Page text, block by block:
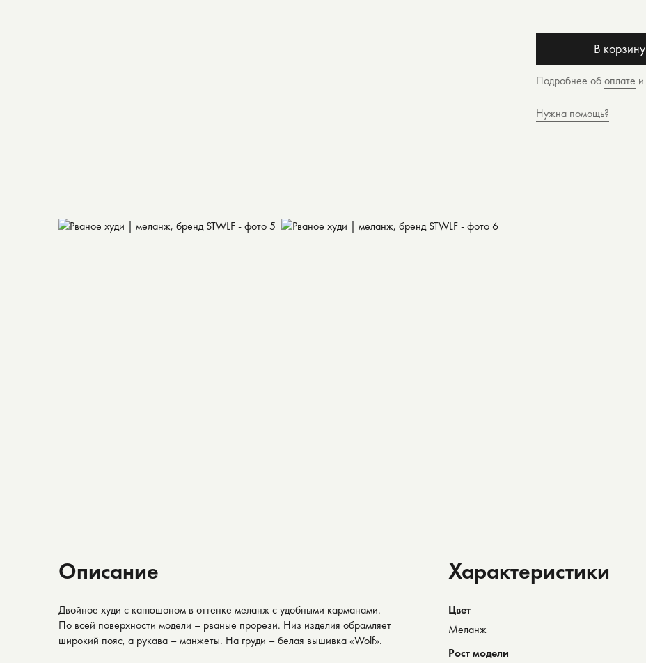
В корзину
Подробнее обоплате и
Нужна помощь?
Описание
Двойное худи с капюшоном в оттенке меланж с удобными карманами.
По всей поверхности модели – рваные прорези. Низ изделия обрамляет
широкий пояс, а рукава – манжеты. На груди – белая вышивка «Wolf».
Характеристики
Цвет
Меланж
Рост модели